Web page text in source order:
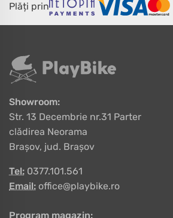
Plăți prin
Showroom:
Str. 13 Decembrie nr.31 Parter
clădirea Neorama
Brașov, jud. Brașov
Tel: 0377.101.561
Email: office@playbike.ro
Program magazin: